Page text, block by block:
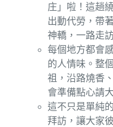
庄」啦！這趟
出動代勞，帶
神轎，一路走
每個地方都會
的人情味。整
祖，沿路燒香
會準備點心請
這不只是單純
拜訪，讓大家